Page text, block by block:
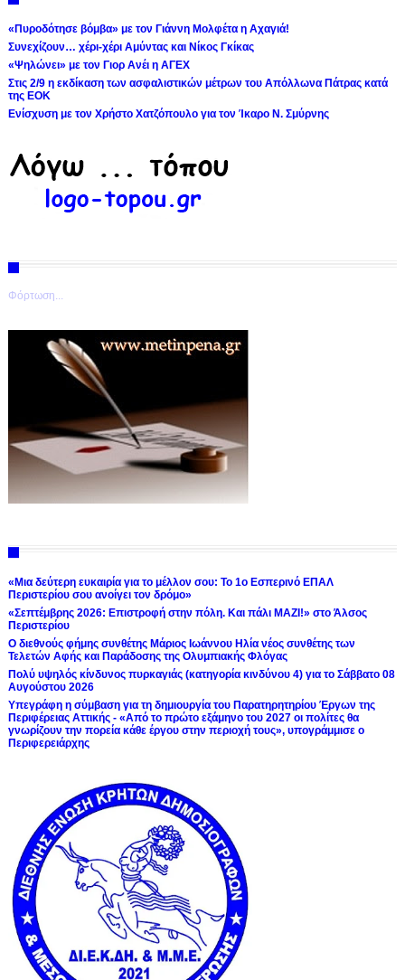
«Πυροδότησε βόμβα» με τον Γιάννη Μολφέτα η Αχαγιά!
Συνεχίζουν… χέρι-χέρι Αμύντας και Νίκος Γκίκας
«Ψηλώνει» με τον Γιορ Ανέι η ΑΓΕΧ
Στις 2/9 η εκδίκαση των ασφαλιστικών μέτρων του Απόλλωνα Πάτρας κατά
της ΕΟΚ
Ενίσχυση με τον Χρήστο Χατζόπουλο για τον Ίκαρο Ν. Σμύρνης
Φόρτωση...
«Μια δεύτερη ευκαιρία για το μέλλον σου: Το 1ο Εσπερινό ΕΠΑΛ
Περιστερίου σου ανοίγει τον δρόμο»
«Σεπτέμβρης 2026: Επιστροφή στην πόλη. Και πάλι ΜΑΖΙ!» στο Άλσος
Περιστερίου
Ο διεθνούς φήμης συνθέτης Μάριος Ιωάννου Ηλία νέος συνθέτης των
Τελετών Αφής και Παράδοσης της Ολυμπιακής Φλόγας
Πολύ υψηλός κίνδυνος πυρκαγιάς (κατηγορία κινδύνου 4) για το Σάββατο 08
Αυγούστου 2026
Υπεγράφη η σύμβαση για τη δημιουργία του Παρατηρητηρίου Έργων της
Περιφέρειας Αττικής - «Από το πρώτο εξάμηνο του 2027 οι πολίτες θα
γνωρίζουν την πορεία κάθε έργου στην περιοχή τους», υπογράμμισε ο
Περιφερειάρχης